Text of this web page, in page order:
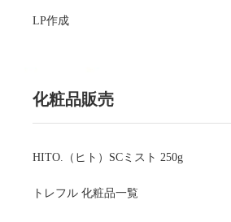
LP作成
化粧品販売
HITO.（ヒト）SCミスト 250g
トレフル 化粧品一覧